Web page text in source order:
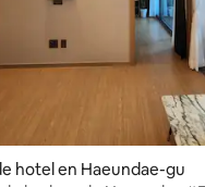
hotel en Haeundae-gu